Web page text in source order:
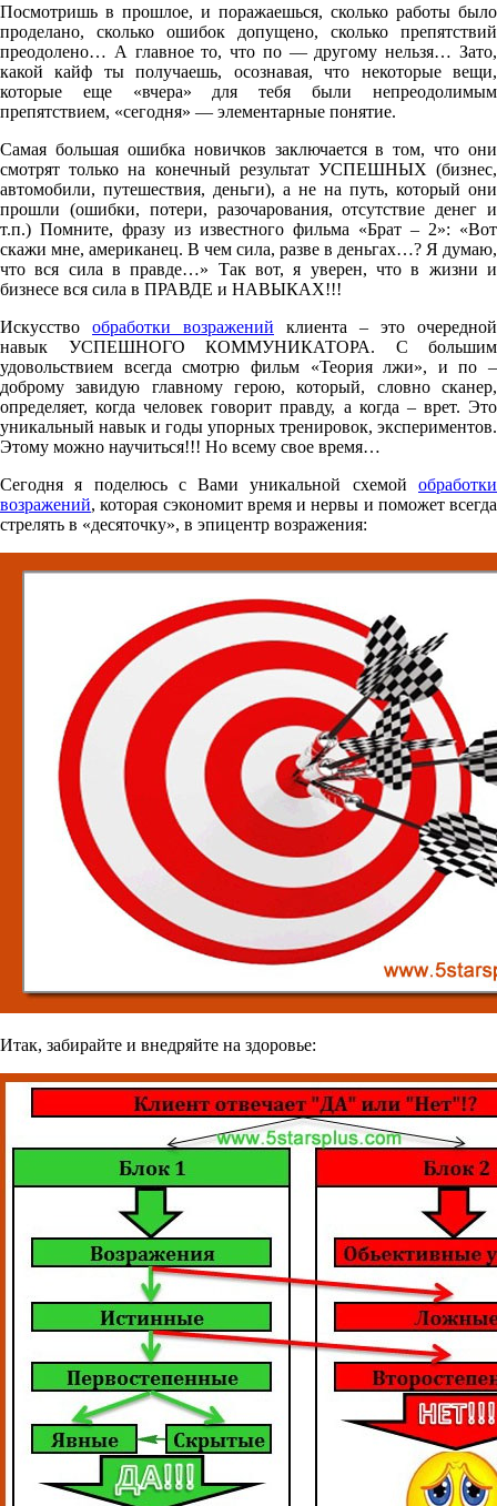
Посмотришь в прошлое, и поражаешься, сколько работы было
проделано, сколько ошибок допущено, сколько препятствий
преодолено… А главное то, что по — другому нельзя… Зато,
какой кайф ты получаешь, осознавая, что некоторые вещи,
которые еще «вчера» для тебя были непреодолимым
препятствием, «сегодня» — элементарные понятие.
Самая большая ошибка новичков заключается в том, что они
смотрят только на конечный результат УСПЕШНЫХ (бизнес,
автомобили, путешествия, деньги), а не на путь, который они
прошли (ошибки, потери, разочарования, отсутствие денег и
т.п.) Помните, фразу из известного фильма «Брат – 2»: «Вот
скажи мне, американец. В чем сила, разве в деньгах…? Я думаю,
что вся сила в правде…» Так вот, я уверен, что в жизни и
бизнесе вся сила в ПРАВДЕ и НАВЫКАХ!!!
Искусство обработки возражений клиента – это очередной
навык УСПЕШНОГО КОММУНИКАТОРА. С большим
удовольствием всегда смотрю фильм «Теория лжи», и по –
доброму завидую главному герою, который, словно сканер,
определяет, когда человек говорит правду, а когда – врет. Это
уникальный навык и годы упорных тренировок, экспериментов.
Этому можно научиться!!! Но всему свое время…
Сегодня я поделюсь с Вами уникальной схемой обработки
возражений, которая сэкономит время и нервы и поможет всегда
стрелять в «десяточку», в эпицентр возражения:
Итак, забирайте и внедряйте на здоровье: